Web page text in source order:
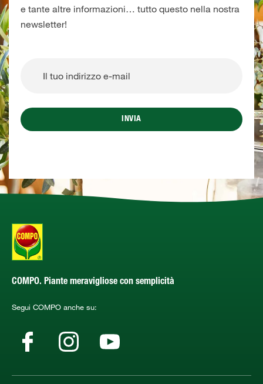
e tante altre informazioni… tutto questo nella nostra
newsletter!
INVIA
COMPO. Piante meravigliose con semplicità
Segui COMPO anche su: